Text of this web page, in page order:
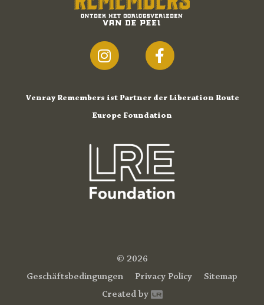
Venray Remembers ist Partner der Liberation Route
Europe Foundation
© 2026
Geschäftsbedingungen
Privacy Policy
Sitemap
Created by